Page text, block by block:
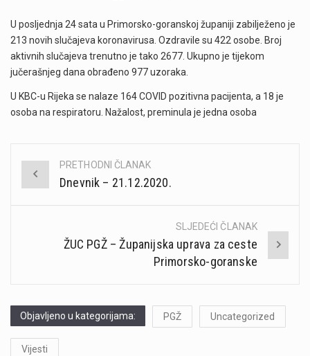
U posljednja 24 sata u Primorsko-goranskoj županiji zabilježeno je
213 novih slučajeva koronavirusa. Ozdravile su 422 osobe. Broj
aktivnih slučajeva trenutno je tako 2677. Ukupno je tijekom
jučerašnjeg dana obrađeno 977 uzoraka.
U KBC-u Rijeka se nalaze 164 COVID pozitivna pacijenta, a 18 je
osoba na respiratoru. Nažalost, preminula je jedna osoba
Post
PRETHODNI ČLANAK
Dnevnik – 21.12.2020.
SLJEDEĆI ČLANAK
ŽUC PGŽ – Županijska uprava za ceste
Primorsko-goranske
Objavljeno u kategorijama: PGŽ Uncategorized
Vijesti